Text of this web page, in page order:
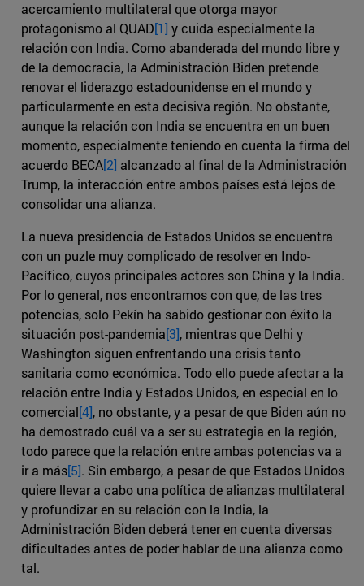
acercamiento multilateral que otorga mayor
protagonismo al QUAD[1] y cuida especialmente la
relación con India. Como abanderada del mundo libre y
de la democracia, la Administración Biden pretende
renovar el liderazgo estadounidense en el mundo y
particularmente en esta decisiva región. No obstante,
aunque la relación con India se encuentra en un buen
momento, especialmente teniendo en cuenta la firma del
acuerdo BECA[2] alcanzado al final de la Administración
Trump, la interacción entre ambos países está lejos de
consolidar una alianza.
La nueva presidencia de Estados Unidos se encuentra
con un puzle muy complicado de resolver en Indo-
Pacífico, cuyos principales actores son China y la India.
Por lo general, nos encontramos con que, de las tres
potencias, solo Pekín ha sabido gestionar con éxito la
situación post-pandemia[3], mientras que Delhi y
Washington siguen enfrentando una crisis tanto
sanitaria como económica. Todo ello puede afectar a la
relación entre India y Estados Unidos, en especial en lo
comercial[4], no obstante, y a pesar de que Biden aún no
ha demostrado cuál va a ser su estrategia en la región,
todo parece que la relación entre ambas potencias va a
ir a más[5]. Sin embargo, a pesar de que Estados Unidos
quiere llevar a cabo una política de alianzas multilateral
y profundizar en su relación con la India, la
Administración Biden deberá tener en cuenta diversas
dificultades antes de poder hablar de una alianza como
tal.